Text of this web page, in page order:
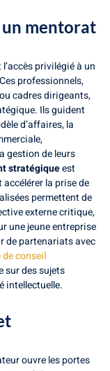
un mentorat
privilégié à un
professionnels,
cadres dirigeants,
Ils guident
d’affaires, la
gestion de leurs
stratégiqueest
la prise de
permettent de
externe critique,
une jeune entreprise
de partenariats avec
conseil
sur des sujets
intellectuelle.
ouvre les portes